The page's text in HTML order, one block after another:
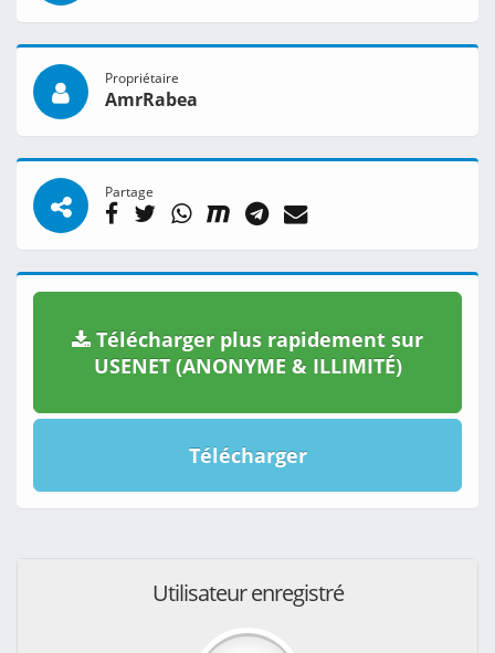
Propriétaire
AmrRabea
Partage
Télécharger plus rapidement sur
USENET (ANONYME & ILLIMITÉ)
Télécharger
Utilisateur enregistré